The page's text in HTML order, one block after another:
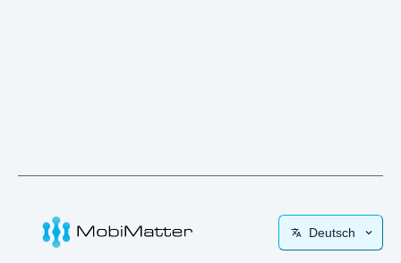
Deutsch